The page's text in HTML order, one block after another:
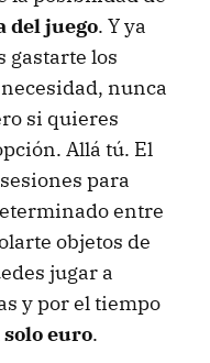
del juego. Y ya
gastarte los
nunca
si quieres
Allá tú. El
para
entre
objetos de
jugar a
y por el tiempo
euro.